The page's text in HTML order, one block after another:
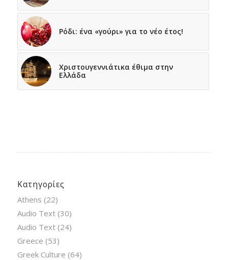
Ρόδι: ένα «γούρι» για το νέο έτος!
Χριστουγεννιάτικα έθιμα στην
Ελλάδα
Κατηγορίες
Athens (22)
Audio Text(30)
Audio Text(24)
Greece (53)
Greek Culture (64)